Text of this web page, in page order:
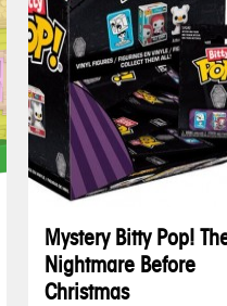
Mystery Bitty Pop!
Nightmare Before
Christmas